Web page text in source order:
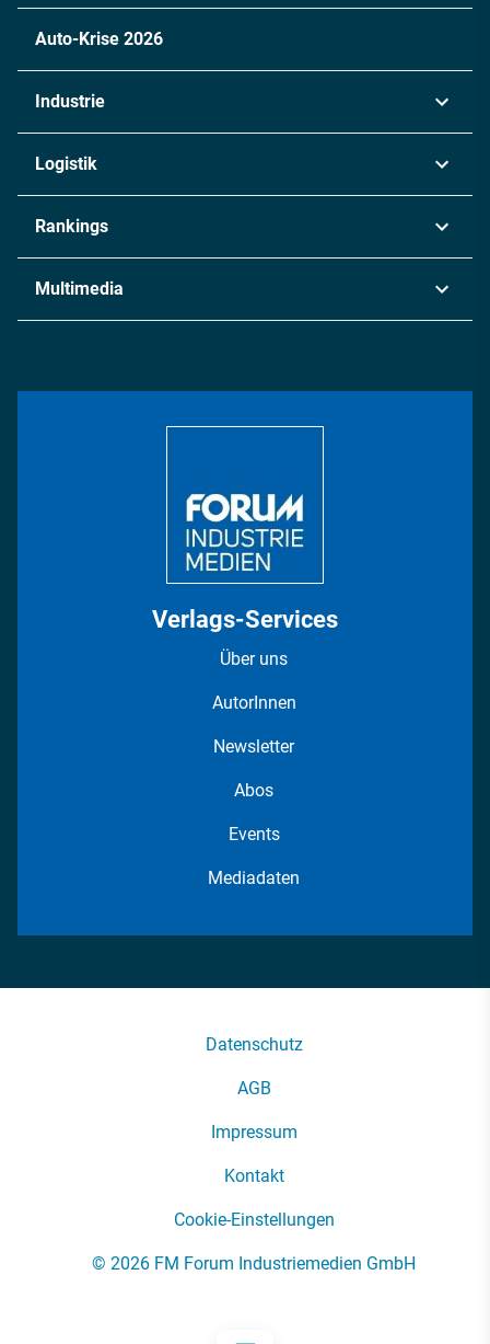
Auto-Krise 2026
Industrie
Chemie
Metall
Energie
Logistik
Rankings
Multimedia
Verlags-Services
Über uns
AutorInnen
Newsletter
Abos
Events
Mediadaten
Datenschutz
AGB
Impressum
Kontakt
Cookie-Einstellungen
© 2026 FM Forum Industriemedien GmbH